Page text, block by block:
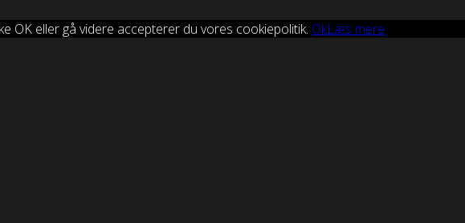
OK eller gå videre accepterer du vores cookiepolitik. OkLæs mere